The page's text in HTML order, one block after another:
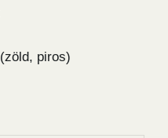
piros)